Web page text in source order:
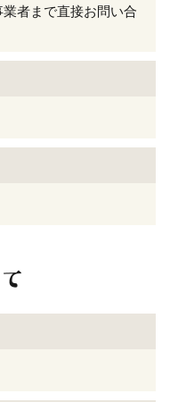
者まで直接お問い合